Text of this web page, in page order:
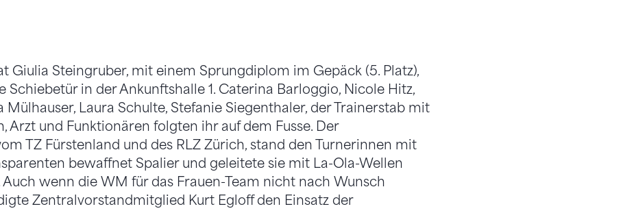
Giulia Steingruber, mit einem Sprungdiplom im Gepäck (5. Platz),
Schiebetür in der Ankunftshalle 1. Caterina Barloggio, Nicole Hitz,
Mülhauser, Laura Schulte, Stefanie Siegenthaler, der Trainerstab mit
Arzt und Funktionären folgten ihr auf dem Fusse. Der
TZ Fürstenland und des RLZ Zürich, stand den Turnerinnen mit
bewaffnet Spalier und geleitete sie mit La-Ola-Wellen
wenn die WM für das Frauen-Team nicht nach Wunsch
Zentralvorstandmitglied Kurt Egloff den Einsatz der